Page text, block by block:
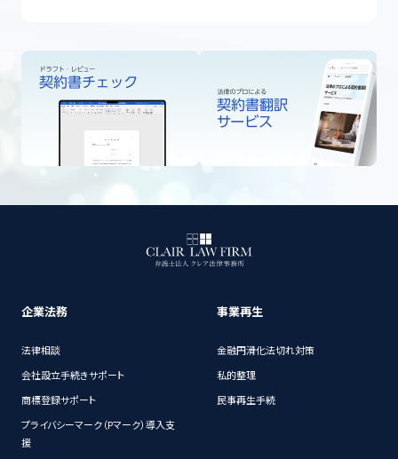
企業法務
法律相談
会社設立手続きサポート
商標登録サポート
プライバシーマーク（Pマーク）導入支
援
事業再生
金融円滑化法切れ対策
私的整理
民事再生手続